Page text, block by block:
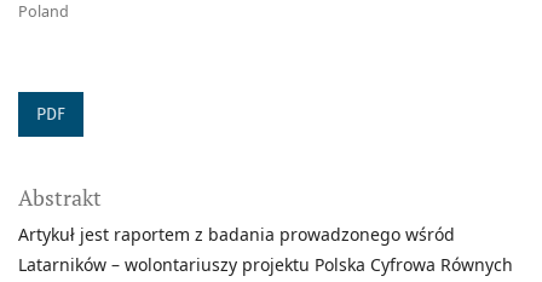
Poland
PDF
Abstrakt
Artykuł jest raportem z badania prowadzonego wśród
Latarników – wolontariuszy projektu Polska Cyfrowa Równych